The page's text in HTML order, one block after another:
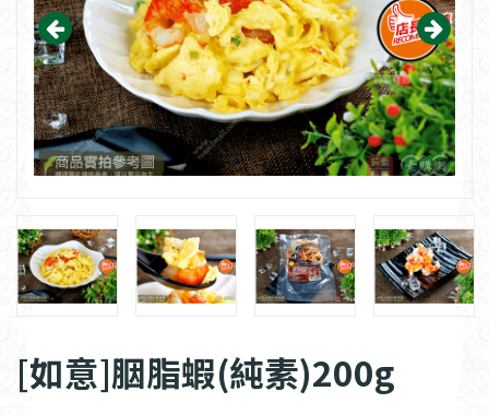
[如意]胭脂蝦(純素)200g